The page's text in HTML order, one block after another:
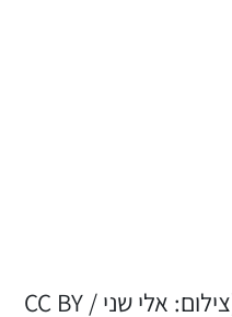
מטוס גורר דאון בשדה תימן (צילום: אלי שני / CC BY